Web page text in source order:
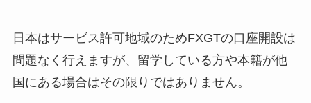
日本はサービス許可地域のためFXGTの口座開設は
問題なく行えますが、留学している方や本籍が他
国にある場合はその限りではありません。